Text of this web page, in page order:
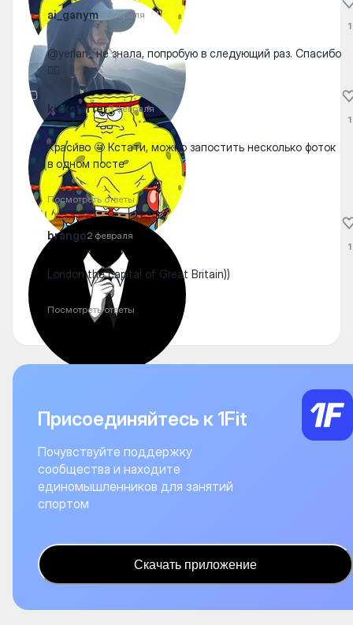
ai_ganym 3 февраля
@yerlan_ не знала, попробую в следующий раз. Спасибо
✊🏻
1
kickstarter3 февраля
Красиво 🤩 Кстати, можно запостить несколько фоток
в одном посте
Посмотреть ответы
1
brango2 февраля
London the capital of Great Britain))
Посмотреть ответы
1
Присоединяйтесь к 1Fit
Почувствуйте поддержку
сообщества и находите
единомышленников для занятий
спортом
Скачать приложение